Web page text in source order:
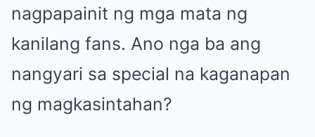
nagpapainit ng mga mata ng
kanilang fans. Ano nga ba ang
nangyari sa special na kaganapan
ng magkasintahan?